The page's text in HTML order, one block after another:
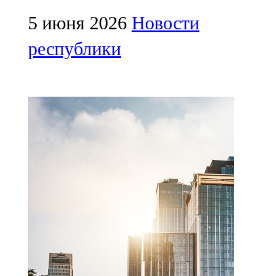
Лениногорский
102,1 FM
Мамадыш
106,2 FM
Минзәлә
107,3 FM
104,7 FM
5 июня 2026 Новости
республики